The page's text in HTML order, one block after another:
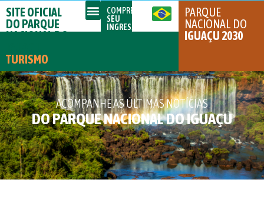
SITE OFICIAL
DO PARQUE
NACIONAL DO
TURISMO
COMPRE
SEU
INGRESSO
PARQUE
NACIONAL DO
IGUAÇU 2030
ACOMPANHE AS ÚLTIMAS NOTÍCIAS
DO PARQUE NACIONAL DO IGUAÇU